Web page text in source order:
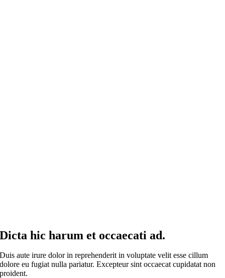
Dicta hic harum et occaecati ad.
Duis aute irure dolor in reprehenderit in voluptate velit esse cillum
dolore eu fugiat nulla pariatur. Excepteur sint occaecat cupidatat non
proident.